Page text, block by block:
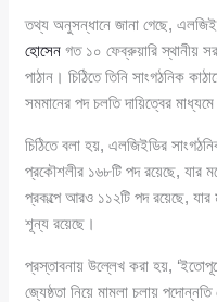
তথ্য অনুসন্ধানে জানা গেছে,
হোসেন গত ১০ ফেব্রুয়ারি স্থানীয়
পাঠান। চিঠিতে তিনি সাংগঠনিক
সমমানের পদ চলতি দায়িত্বের
চিঠিতে বলা হয়, এলজিইডির
প্রকৌশলীর ১৬৮টি পদ রয়েছে, যার
প্রকল্পে আরও ১১২টি পদ রয়েছে, যার
শূন্য রয়েছে।
প্রস্তাবনায় উল্লেখ করা হয়,
জ্যেষ্ঠতা নিয়ে মামলা চলায়